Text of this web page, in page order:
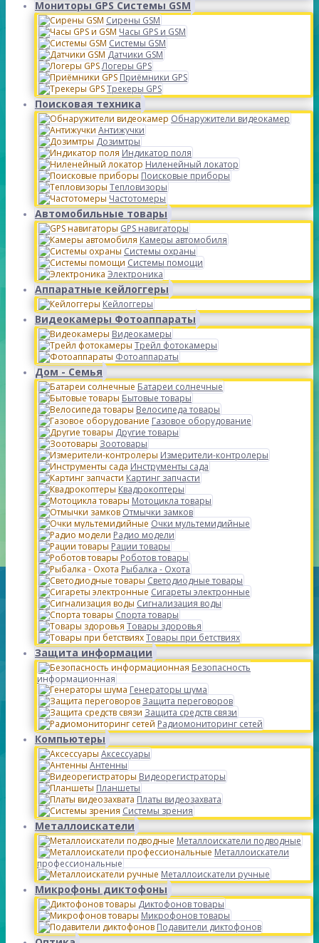
Мониторы GPS Системы GSM
Сирены GSM
Часы GPS и GSM
Системы GSM
Датчики GSM
Логеры GPS
Приёмники GPS
Трекеры GPS
Поисковая техника
Обнаружители видеокамер
Антижучки
Дозимтры
Индикатор поля
Ниленейный локатор
Поисковые приборы
Тепловизоры
Частотомеры
Автомобильные товары
GPS навигаторы
Камеры автомобиля
Системы охраны
Системы помощи
Электроника
Аппаратные кейлоггеры
Кейлоггеры
Видеокамеры Фотоаппараты
Видеокамеры
Трейл фотокамеры
Фотоаппараты
Дом - Семья
Батареи солнечные
Бытовые товары
Велосипеда товары
Газовое оборудование
Другие товары
Зоотовары
Измерители-контролеры
Инструменты сада
Картинг запчасти
Квадрокоптеры
Мотоцикла товары
Отмычки замков
Очки мультемидийные
Радио модели
Рации товары
Роботов товары
Рыбалка - Охота
Светодиодные товары
Сигареты электронные
Сигнализация воды
Спорта товары
Товары здоровья
Товары при бетствиях
Защита информации
Безопасность
информационная
Генераторы шума
Защита переговоров
Защита средств связи
Радиомониторинг сетей
Компьютеры
Аксессуары
Антенны
Видеорегистраторы
Планшеты
Платы видеозахвата
Системы зрения
Металлоискатели
Металлоискатели подводные
Металлоискатели
профессиональные
Металлоискатели ручные
Микрофоны диктофоны
Диктофонов товары
Микрофонов товары
Подавители диктофонов